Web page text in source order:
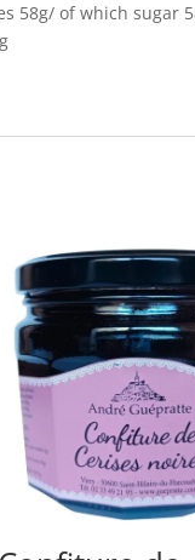
58g/ of which sugar